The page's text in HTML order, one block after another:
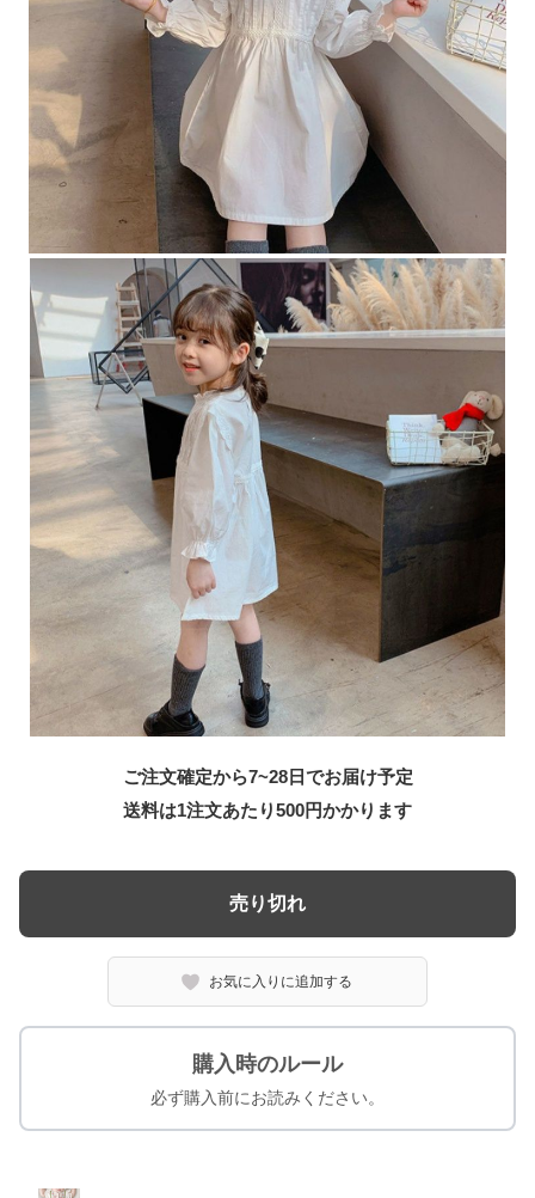
ご注文確定から7~28日でお届け予定
送料は1注文あたり500円かかります
売り切れ
お気に入りに追加する
購入時のルール
必ず購入前にお読みください。